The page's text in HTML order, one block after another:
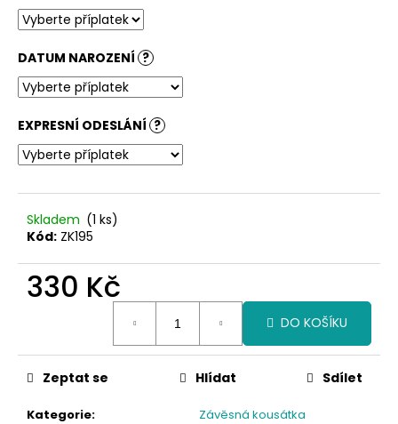
DATUM NAROZENÍ ?
EXPRESNÍ ODESLÁNÍ ?
Skladem (1 ks)
Kód: ZK195
330 Kč
DO KOŠÍKU
Kategorie: Závěsná kousátka
Zeptat se Hlídat Sdílet